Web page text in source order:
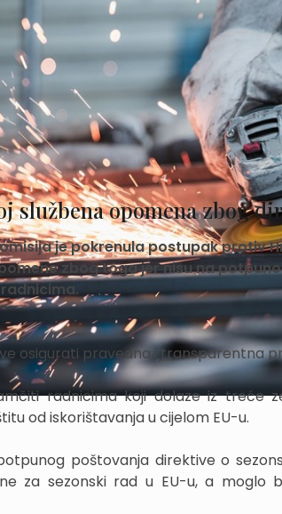
službena opomena zbog
je pokrenula postupak protiv
zbog toga jer nisu na
osigurati pravedna i transparentna
radnicima koji dolaze iz treće
od iskorištavanja u cijelom EU-u.
poštovanja direktive o
za sezonski rad u EU-u, a moglo